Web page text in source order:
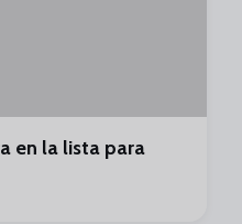
en la lista para